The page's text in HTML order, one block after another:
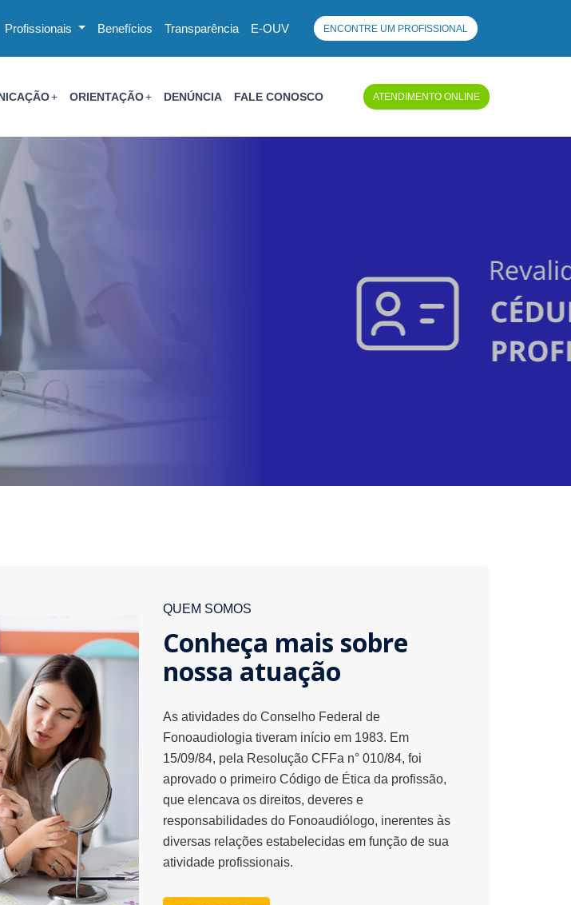
Profissionais Benefícios Transparência E-OUV ENCONTRE UM PROFISSIONAL
ORIENTAÇÃO DENÚNCIA FALE CONOSCO ATENDIMENTO ONLINE
QUEM SOMOS
Conheça mais sobre
nossa atuação
As atividades do Conselho Federal de
Fonoaudiologia tiveram início em 1983. Em
15/09/84, pela Resolução CFFa n° 010/84, foi
aprovado o primeiro Código de Ética da profissão,
que elencava os direitos, deveres e
responsabilidades do Fonoaudiólogo, inerentes às
diversas relações estabelecidas em função de sua
atividade profissionais.